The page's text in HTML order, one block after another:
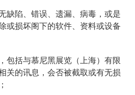
缺陷、错误、遗漏、病毒，或是
或损坏阁下的软件、资料或设备
包括与慕尼黑展览（上海）有限
关的讯息，会否被截取或有无损